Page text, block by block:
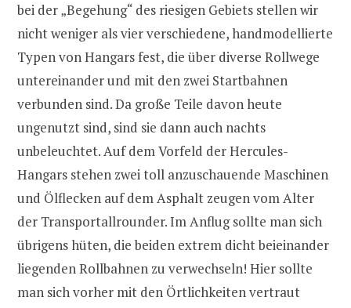
bei der „Begehung“ des riesigen Gebiets stellen wir
nicht weniger als vier verschiedene, handmodellierte
Typen von Hangars fest, die über diverse Rollwege
untereinander und mit den zwei Startbahnen
verbunden sind. Da große Teile davon heute
ungenutzt sind, sind sie dann auch nachts
unbeleuchtet. Auf dem Vorfeld der Hercules-
Hangars stehen zwei toll anzuschauende Maschinen
und Ölflecken auf dem Asphalt zeugen vom Alter
der Transportallrounder. Im Anflug sollte man sich
übrigens hüten, die beiden extrem dicht beieinander
liegenden Rollbahnen zu verwechseln! Hier sollte
man sich vorher mit den Örtlichkeiten vertraut